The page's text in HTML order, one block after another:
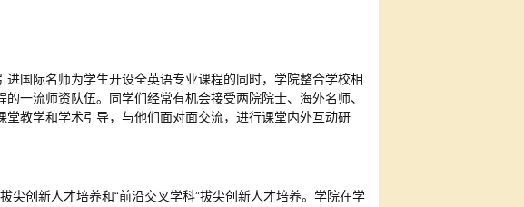
国际名师为学生开设全英语专业课程的同时，学院整合学校相
一流师资队伍。同学们经常有机会接受两院院士、海外名师、
教学和学术引导，与他们面对面交流，进行课堂内外互动研
尖创新人才培养和“前沿交叉学科”拔尖创新人才培养。学院在学